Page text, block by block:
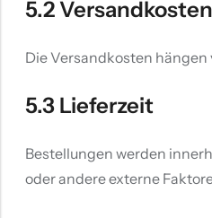
5.2 Versandkosten
Die Versandkosten hängen
5.3 Lieferzeit
Bestellungen werden
oder andere externe